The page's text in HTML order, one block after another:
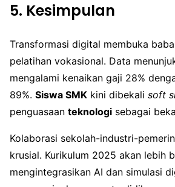
5. Kesimpulan
Transformasi digital membuka
pelatihan vokasional. Data
mengalami kenaikan gaji 28%
89%. Siswa SMK kini dibekali soft
penguasaan teknologi sebagai
Kolaborasi sekolah-industri-
krusial. Kurikulum 2025 akan lebih
mengintegrasikan AI dan simulasi